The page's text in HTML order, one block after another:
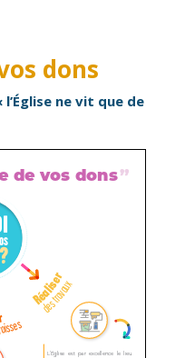
dons
l’Église ne vit que de